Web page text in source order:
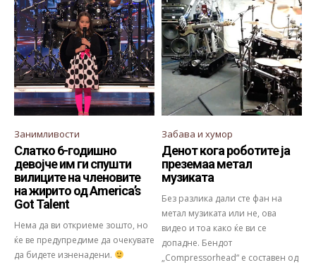
Занимливости
Слатко 6-годишно
девојче им ги спушти
вилиците на членовите
на жирито од America’s
Got Talent
Нема да ви откриеме зошто, но
ќе ве предупредиме да очекувате
да бидете изненадени.
Забава и хумор
Денот кога роботите ја
преземаа метал
музиката
Без разлика дали сте фан на
метал музиката или не, ова
видео и тоа како ќе ви се
допадне. Бендот
„Compressorhead“ е составен од